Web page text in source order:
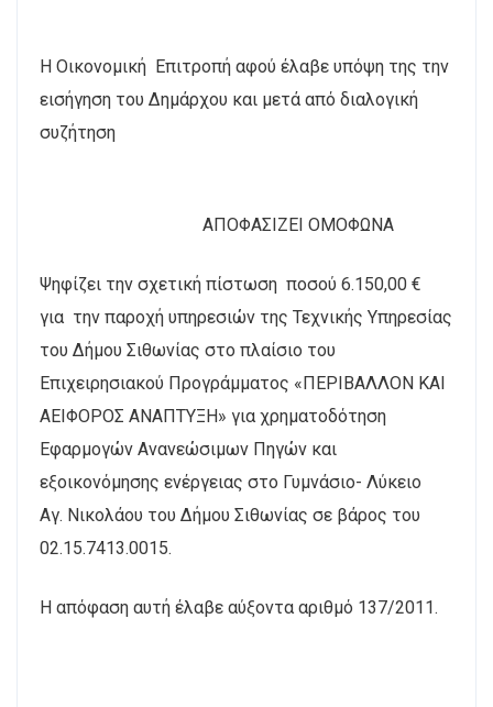
Η Οικονομική Επιτροπή αφού έλαβε υπόψη της την
εισήγηση του Δημάρχου και μετά από διαλογική
συζήτηση
ΑΠΟΦΑΣΙΖΕΙ ΟΜΟΦΩΝΑ
Ψηφίζει την σχετική πίστωση ποσού 6.150,00 €
για την παροχή υπηρεσιών της Τεχνικής Υπηρεσίας
του Δήμου Σιθωνίας στο πλαίσιο του
Επιχειρησιακού Προγράμματος «ΠΕΡΙΒΑΛΛΟΝ ΚΑΙ
ΑΕΙΦΟΡΟΣ ΑΝΑΠΤΥΞΗ» για χρηματοδότηση
Εφαρμογών Ανανεώσιμων Πηγών και
εξοικονόμησης ενέργειας στο Γυμνάσιο- Λύκειο
Αγ. Νικολάου του Δήμου Σιθωνίας σε βάρος του
02.15.7413.0015.
Η απόφαση αυτή έλαβε αύξοντα αριθμό 137/2011.